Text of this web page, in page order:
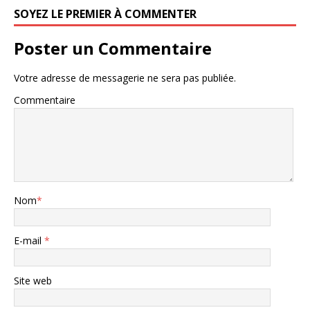
SOYEZ LE PREMIER À COMMENTER
Poster un Commentaire
Votre adresse de messagerie ne sera pas publiée.
Commentaire
Nom*
E-mail *
Site web